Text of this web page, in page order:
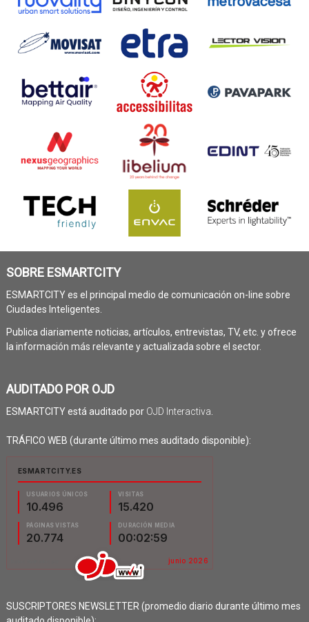
SOBRE ESMARTCITY
ESMARTCITY es el principal medio de comunicación on-line sobre
Ciudades Inteligentes.
Publica diariamente noticias, artículos, entrevistas, TV, etc. y ofrece
la información más relevante y actualizada sobre el sector.
AUDITADO POR OJD
ESMARTCITY está auditado por OJD Interactiva
TRÁFICO WEB (durante último mes auditado disponible):
SUSCRIPTORES NEWSLETTER (promedio diario durante último mes